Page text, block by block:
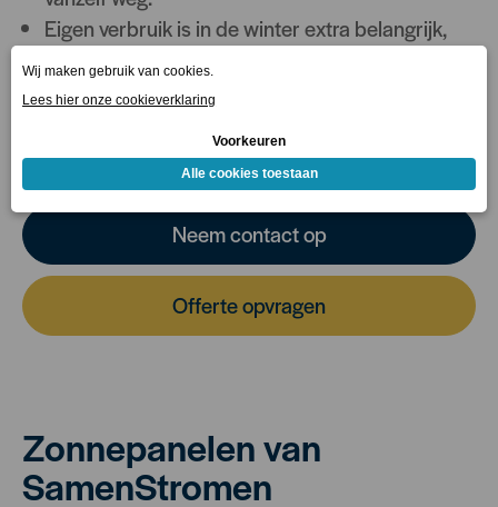
Eigen verbruik is in de winter extra belangrijk,
vooral met de komende salderingswijzigingen.
Wil je weten wat jouw dak in de winter oplevert?
meest realistische verwachting.
Neem contact op
Offerte opvragen
Zonnepanelen van
SamenStromen